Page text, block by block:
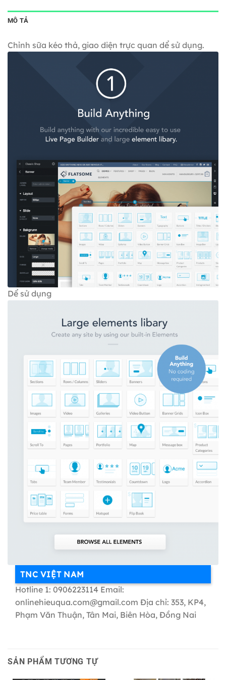
MÔ TẢ
Chỉnh sữa kéo thả, giao diện trực quan dể sử dụng.
Dể sử dụng
TNC VIỆT NAM
Hotline 1: 0906223114 Email:
onlinehieuqua.com@gmail.com Địa chỉ: 353, KP4,
Phạm Văn Thuận, Tân Mai, Biên Hòa, Đồng Nai
SẢN PHẨM TƯƠNG TỰ